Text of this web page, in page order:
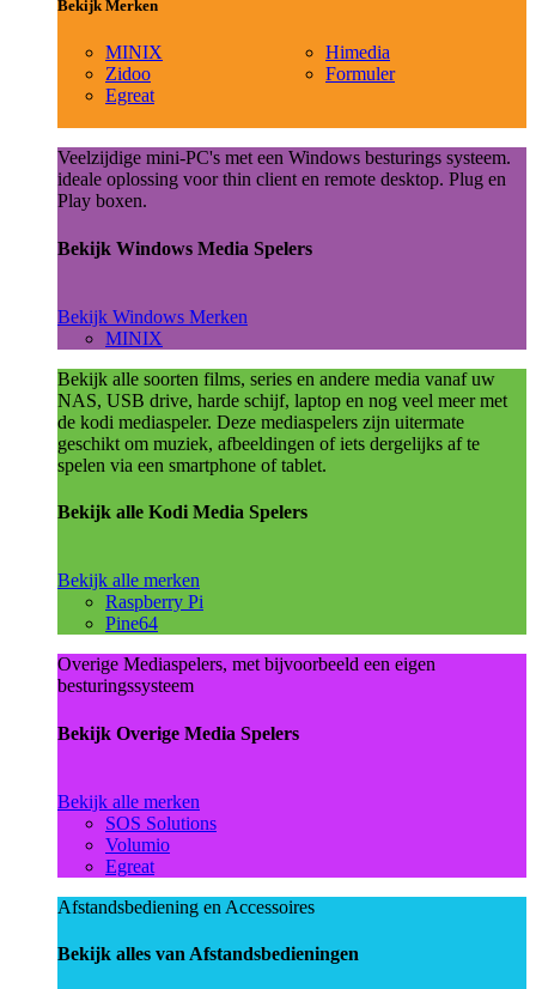
Bekijk Merken
MINIX
Zidoo
Egreat
Himedia
Formuler
Veelzijdige mini-PC's met een Windows besturings systeem.
ideale oplossing voor thin client en remote desktop. Plug en
Play boxen.
Bekijk Windows Media Spelers
Bekijk Windows Merken
MINIX
Bekijk alle soorten films, series en andere media vanaf uw
NAS, USB drive, harde schijf, laptop en nog veel meer met
de kodi mediaspeler. Deze mediaspelers zijn uitermate
geschikt om muziek, afbeeldingen of iets dergelijks af te
spelen via een smartphone of tablet.
Bekijk alle Kodi Media Spelers
Bekijk alle merken
Raspberry Pi
Pine64
Overige Mediaspelers, met bijvoorbeeld een eigen
besturingssysteem
Bekijk Overige Media Spelers
Bekijk alle merken
SOS Solutions
Volumio
Egreat
Afstandsbediening en Accessoires
Bekijk alles van Afstandsbedieningen